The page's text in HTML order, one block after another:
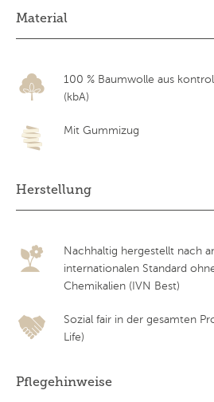
Material
100 % Baumwolle aus
(kbA)
Mit Gummizug
Herstellung
Nachhaltig hergestellt nach
internationalen Standard
Chemikalien (IVN Best)
Sozial fair in der gesamten
Life)
Pflegehinweise